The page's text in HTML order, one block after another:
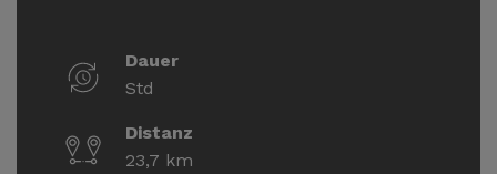
Dauer
Std
Distanz
23,7 km